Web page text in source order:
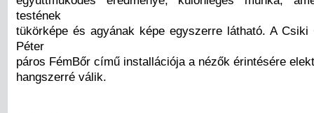
testének
tükörképe és agyának képe egyszerre látható. A Csiki
Péter
páros FémBőr című installációja a nézők érintésére
hangszerré válik.